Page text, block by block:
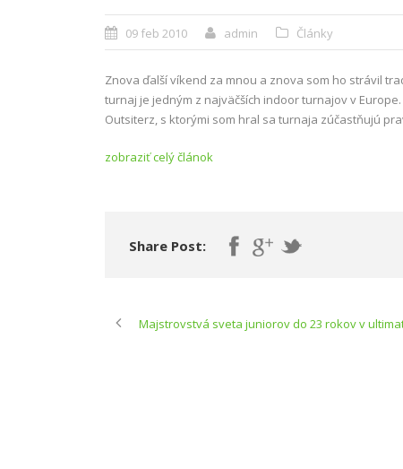
09 feb 2010 admin Články
Znova ďalší víkend za mnou a znova som ho strávil
turnaj je jedným z najväčších indoor turnajov v
Outsiterz, s ktorými som hral sa turnaja zúčastňujú
zobraziť celý článok
Share Post:
Majstrovstvá sveta juniorov do 23 rokov v